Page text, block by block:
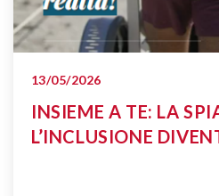
13/05/2026
INSIEME A TE: LA
L’INCLUSIONE